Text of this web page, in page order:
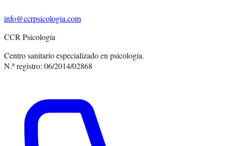
info@ccrpsicologia.com
CCR Psicología
Centro sanitario especializado en psicología.
N.º registro: 06/2014/02868